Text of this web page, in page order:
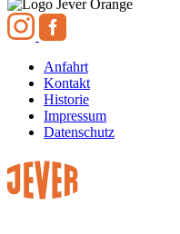
Anfahrt
Kontakt
Historie
Impressum
Datenschutz